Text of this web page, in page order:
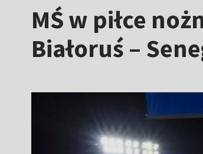
MŚ w piłce
Białoruś –